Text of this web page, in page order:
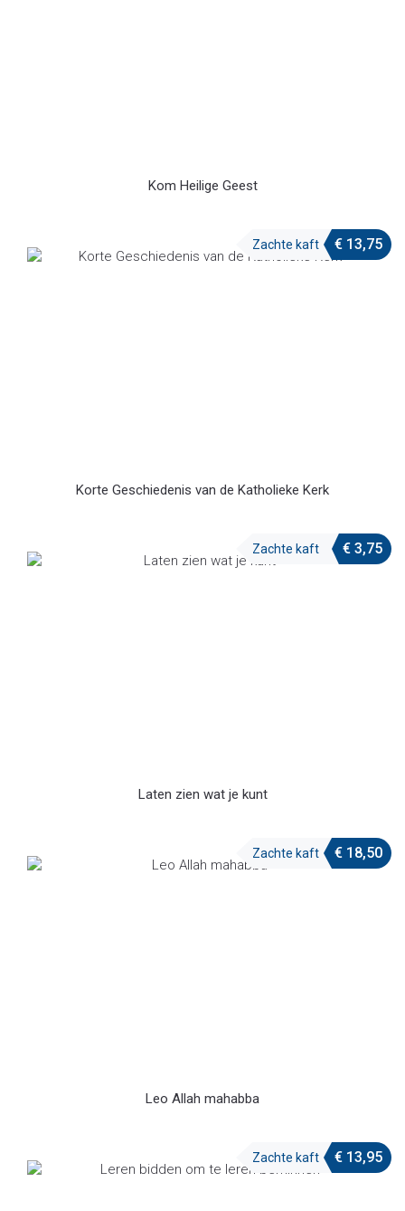
Kom Heilige Geest
Korte Geschiedenis van de Katholieke Kerk
Zachte kaft € 13,75
Laten zien wat je kunt
Zachte kaft € 3,75
Leo Allah mahabba
Zachte kaft € 18,50
Zachte kaft € 13,95